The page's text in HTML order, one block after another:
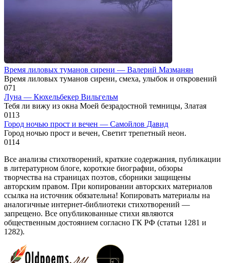
Время лиловых туманов сирени — Валерий Мазманян
Время лиловых туманов сирени, смеха, улыбок и откровений
071
Луна — Кюхельбекер Вильгельм
Тебя ли вижу из окна Моей безрадостной темницы, Златая
0113
Город ночью прост и вечен — Самойлов Давид
Город ночью прост и вечен, Светит трепетный неон.
0114
Все анализы стихотворений, краткие содержания, публикации
в литературном блоге, короткие биографии, обзоры
творчества на страницах поэтов, сборники защищены
авторским правом. При копировании авторских материалов
ссылка на источник обязательна! Копировать материалы на
аналогичные интернет-библиотеки стихотворений —
запрещено. Все опубликованные стихи являются
общественным достоянием согласно ГК РФ (статьи 1281 и
1282).